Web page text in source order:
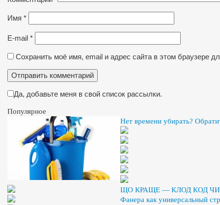
Имя *
E-mail *
Сохранить моё имя, email и адрес сайта в этом браузере
Да, добавьте меня в свой список рассылки.
Популярное
Нет времени убирать?
ЩО КРАЩЕ — КЛОД КОД
Фанера как универсальный